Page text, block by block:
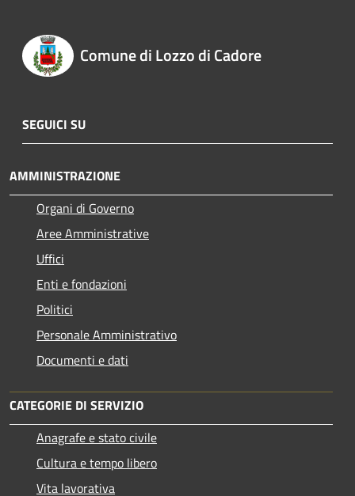
Comune di Lozzo di Cadore
SEGUICI SU
AMMINISTRAZIONE
Organi di Governo
Aree Amministrative
Uffici
Enti e fondazioni
Politici
Personale Amministrativo
Documenti e dati
CATEGORIE DI SERVIZIO
Anagrafe e stato civile
Cultura e tempo libero
Vita lavorativa